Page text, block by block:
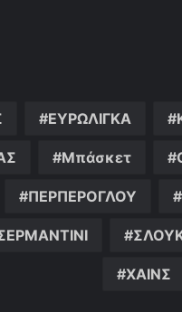
ΕΥΡΩΛΙΓΚΑ
Μπάσκετ
ΠΕΡΠΕΡΟΓΛΟΥ
ΧΑΙΝΣ